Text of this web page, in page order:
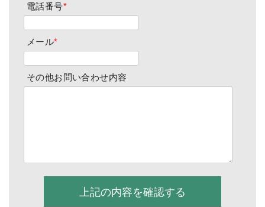
電話番号*
メール*
その他お問い合わせ内容